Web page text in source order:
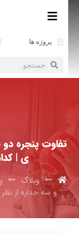
پروژه ها
تفاوت پنجره دو
ی |
وبلاگ
و سه جداره از